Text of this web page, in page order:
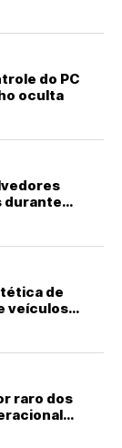
do PC
oculta
durante
de
veículos
raro dos